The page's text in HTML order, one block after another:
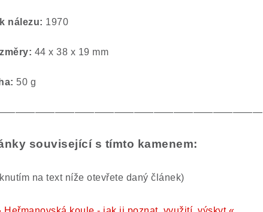
nálezu: 1970
44 x 38 x 19 mm
50 g
související s tímto kamenem:
na text níže otevřete daný článek)